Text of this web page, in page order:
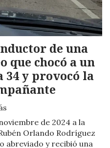
de una
que chocó a un
34 y provocó la
de 2024 a la
Orlando Rodríguez
abreviado y recibió una